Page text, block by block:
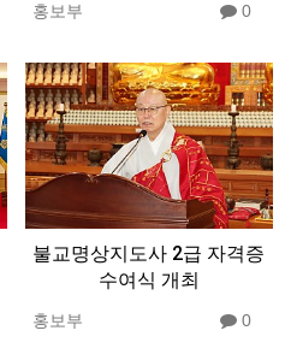
홍보부 0
불교명상지도사 2급 자격증
수여식 개최
홍보부 0